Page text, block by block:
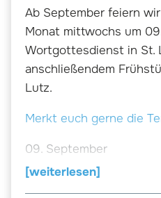
Ab September feiern
Monat mittwochs um
Wortgottesdienst in St.
anschließendem
Lutz.
Merkt euch gerne die
09. September
14. Oktober
[weiterlesen]